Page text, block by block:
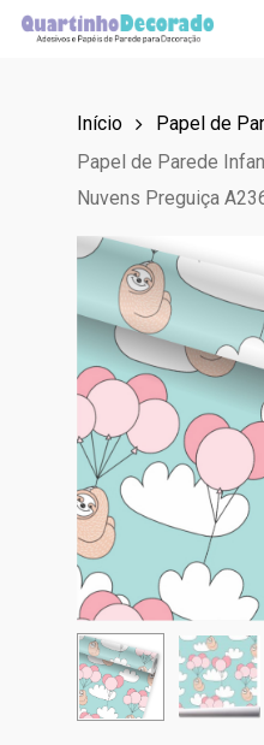
Skip
Início Papel de
Papel de Parede
Nuvens Preguiça